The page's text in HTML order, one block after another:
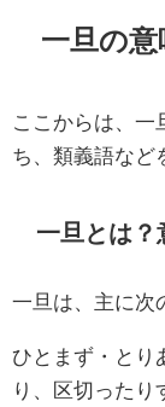
一旦の意
ここからは、一
ち、類義語など
一旦とは？
一旦は、主に次
ひとまず・とり
り、区切ったり